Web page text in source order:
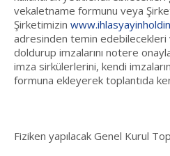
vekaletname formunu veya
Şirketimizin
adresinden temin
doldurup imzalarını notere
imza sirkülerlerini, kendi
formuna ekleyerek toplantıda
Fiziken yapılacak Genel Kurul